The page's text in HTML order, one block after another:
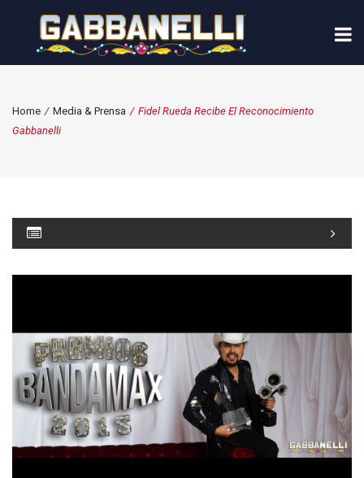
Home / Media & Prensa / Fidel Rueda Recibe El Reconocimiento
Gabbanelli